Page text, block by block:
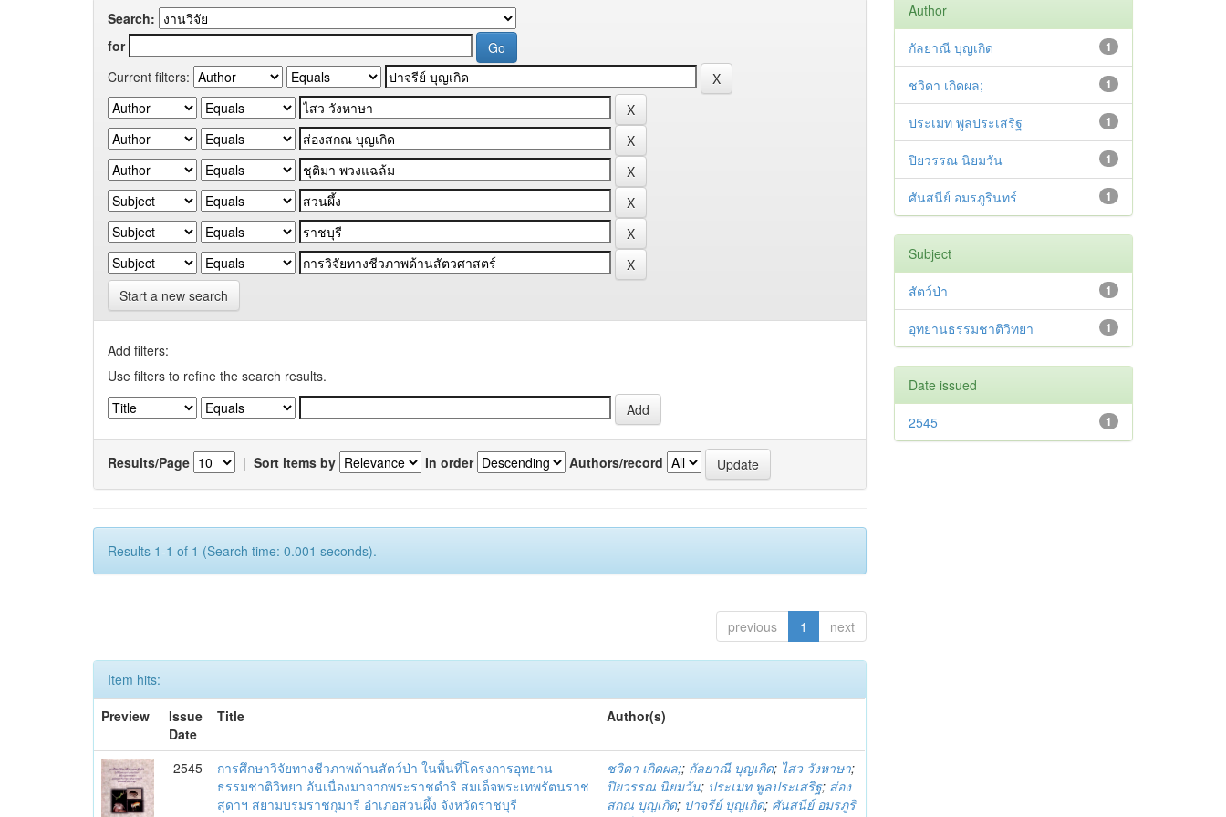
Search:
for
Current filters:
Start a new search
Add filters:
Use filters to refine the search results.
Results/Page | Sort items by In order Authors/record
Results 1-1 of 1 (Search time: 0.001 seconds).
previous 1 next
Item hits:
Preview
Issue
Date
Title Author(s)
2545
การศึกษาวิจัยทางชีวภาพด้านสัตว์ป่า ในพื้นที่โครงการอุทยาน
ธรรมชาติวิทยา อันเนื่องมาจากพระราชดำริ สมเด็จพระเทพรัตนราช
สุดาฯ สยามบรมราชกุมารี อำเภอสวนผึ้ง จังหวัดราชบุรี
ชวิดา เกิดผล;; กัลยาณี บุญเกิด; ไสว วังหาษา;
ปิยวรรณ นิยมวัน; ประเมท พูลประเสริฐ; ส่อง
สกณ บุญเกิด; ปาจรีย์ บุญเกิด; ศันสนีย์ อมรภูริ
Author
1
กัลยาณี บุญเกิด
1
ชวิดา เกิดผล;
1
ประเมท พูลประเสริฐ
1
ปิยวรรณ นิยมวัน
1
ศันสนีย์ อมรภูรินทร์
Subject
1
สัตว์ป่า
1
อุทยานธรรมชาติวิทยา
Date issued
1
2545